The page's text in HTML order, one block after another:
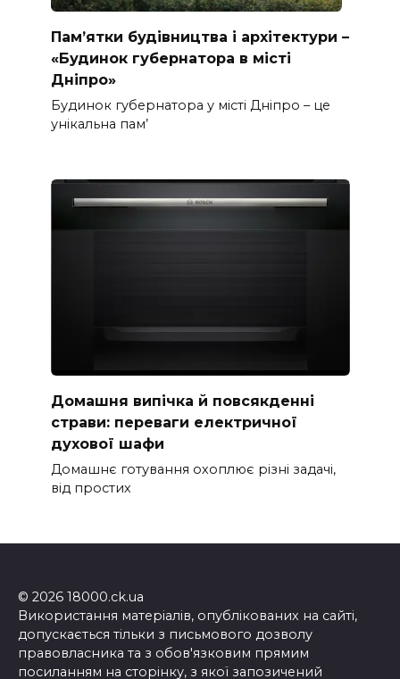
Пам’ятки будівництва і архітектури –
«Будинок губернатора в місті
Дніпро»
Будинок губернатора у місті Дніпро – це
унікальна пам’
Домашня випічка й повсякденні
страви: переваги електричної
духової шафи
Домашнє готування охоплює різні задачі,
від простих
© 2026 18000.ck.ua
Використання матеріалів, опублікованих на сайті,
допускається тільки з письмового дозволу
правовласника та з обов'язковим прямим
посиланням на сторінку, з якої запозичений